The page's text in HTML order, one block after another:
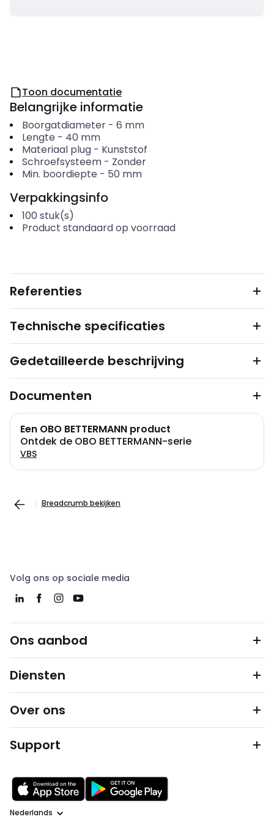
Toon documentatie
Belangrijke informatie
Boorgatdiameter- 6 mm
Lengte - 40 mm
Materiaal plug- Kunststof
Schroefsysteem- Zonder
Min. boordiepte - 50 mm
Verpakkingsinfo
100 stuk(s)
Product standaard op voorraad
Referenties
Technische specificaties
Gedetailleerde beschrijving
Documenten
Een OBO BETTERMANN product
Ontdek de OBO BETTERMANN-serie
VBS
Breadcrumb bekijken
Volg ons op sociale media
Ons aanbod
Diensten
Over ons
Support
Taal